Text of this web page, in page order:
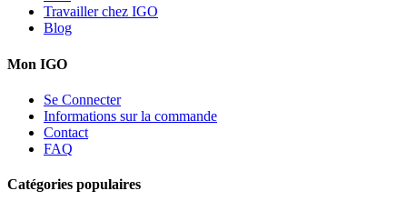
Travailler chez IGO
Blog
Mon IGO
Se Connecter
Informations sur la commande
Contact
FAQ
Catégories populaires